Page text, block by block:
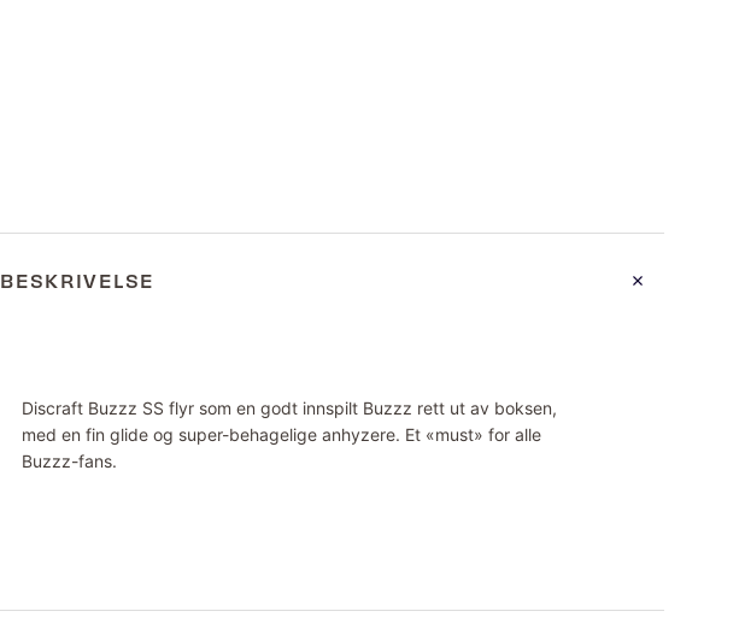
BESKRIVELSE
Discraft Buzzz SS flyr som en godt innspilt Buzzz rett ut av boksen,
med en fin glide og super-behagelige anhyzere. Et «must» for alle
Buzzz-fans.